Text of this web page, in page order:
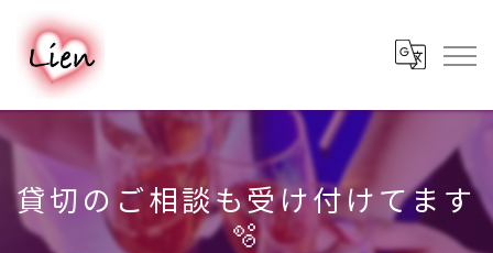
貸切のご相談も受け付けてます
🫧